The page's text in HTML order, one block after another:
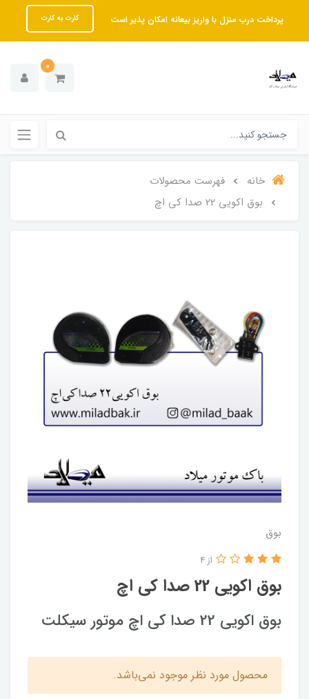
پرداخت درب منزل با واریز بیعانه امکان پذیر است کارت به کارت
0
خانه
فهرست محصولات
بوق اکویی 22 صدا کی اچ
بوق
بوق اکویی 22 صدا کی اچ
از 4
بوق اکویی 22 صدا کی اچ موتور سیکلت
محصول مورد نظر موجود نمی‌باشد.